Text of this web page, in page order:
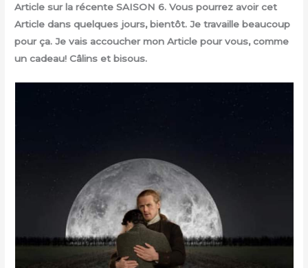
Article sur la récente SAISON 6. Vous pourrez avoir cet
Article dans quelques jours, bientôt. Je travaille beaucoup
pour ça. Je vais accoucher mon Article pour vous, comme
un cadeau! Câlins et bisous.